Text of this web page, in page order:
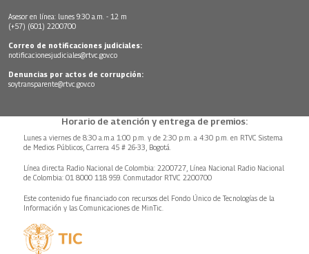
Asesor en línea: lunes 9:30 a.m. - 12 m
(+57) (601) 2200700
Correo de notificaciones judiciales:
notificacionesjudiciales@rtvc.gov.co
Denuncias por actos de corrupción:
soytransparente@rtvc.gov.co
Horario de atención y entrega de premios:
Lunes a viernes de 8:30 a.m.a 1:00 p.m. y de 2:30 p.m. a 4:30 p.m. en RTVC Sistema
de Medios Públicos, Carrera 45 # 26-33, Bogotá.
Línea directa Radio Nacional de Colombia: 2200727, Línea Nacional Radio Nacional
de Colombia: 01 8000 118 959. Conmutador RTVC 2200700
Este contenido fue financiado con recursos del Fondo Único de Tecnologías de la
Información y las Comunicaciones de MinTic.